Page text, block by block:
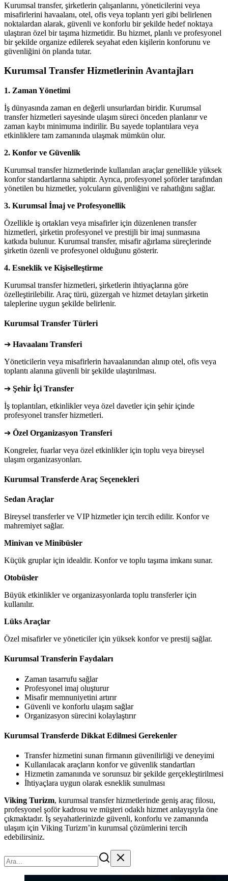
Kurumsal transfer, şirketlerin çalışanlarını, yöneticilerini veya
misafirlerini havaalanı, otel, ofis veya toplantı yeri gibi belirlenen
noktalardan alarak, güvenli ve konforlu bir şekilde hedef noktaya
ulaştıran özel bir taşıma hizmetidir. Bu hizmet, planlı ve profesyonel
bir şekilde organize edilerek seyahat eden kişilerin konforunu ve
güvenliğini ön planda tutar.
Kurumsal Transfer Hizmetlerinin Avantajları
1. Zaman Yönetimi
İş dünyasında zaman en değerli unsurlardan biridir. Kurumsal
transfer hizmetleri sayesinde ulaşım süreci önceden planlanır ve
zaman kaybı minimuma indirilir. Bu sayede toplantılara veya
etkinliklere tam zamanında ulaşmak mümkün olur.
2. Konfor ve Güvenlik
Kurumsal transfer hizmetlerinde kullanılan araçlar genellikle yüksek
konfor standartlarına sahiptir. Ayrıca, profesyonel şoförler tarafından
yönetilen bu hizmetler, yolcuların güvenliğini ve rahatlığını sağlar.
3. Kurumsal İmaj ve Profesyonellik
Özellikle iş ortakları veya misafirler için düzenlenen transfer
hizmetleri, şirketin profesyonel ve prestijli bir imaj sunmasına
katkıda bulunur. Kurumsal transfer, misafir ağırlama süreçlerinde
şirketin özenli ve profesyonel olduğunu gösterir.
4. Esneklik ve Kişiselleştirme
Kurumsal transfer hizmetleri, şirketlerin ihtiyaçlarına göre
özelleştirilebilir. Araç türü, güzergah ve hizmet detayları şirketin
taleplerine uygun şekilde belirlenir.
Kurumsal Transfer Türleri
➔ Havaalanı Transferi
Yöneticilerin veya misafirlerin havaalanından alınıp otel, ofis veya
toplantı alanına güvenli bir şekilde ulaştırılması.
➔ Şehir İçi Transfer
İş toplantıları, etkinlikler veya özel davetler için şehir içinde
profesyonel transfer hizmetleri.
➔ Özel Organizasyon Transferi
Kongreler, fuarlar veya özel etkinlikler için toplu veya bireysel
ulaşım organizasyonları.
Kurumsal Transferde Araç Seçenekleri
Sedan Araçlar
Bireysel transferler ve VIP hizmetler için tercih edilir. Konfor ve
mahremiyet sağlar.
Minivan ve Minibüsler
Küçük gruplar için idealdir. Konfor ve toplu taşıma imkanı sunar.
Otobüsler
Büyük etkinlikler ve organizasyonlarda toplu transferler için
kullanılır.
Lüks Araçlar
Özel misafirler ve yöneticiler için yüksek konfor ve prestij sağlar.
Kurumsal Transferin Faydaları
Zaman tasarrufu sağlar
Profesyonel imaj oluşturur
Misafir memnuniyetini artırır
Güvenli ve konforlu ulaşım sağlar
Organizasyon sürecini kolaylaştırır
Kurumsal Transferde Dikkat Edilmesi Gerekenler
Transfer hizmetini sunan firmanın güvenilirliği ve deneyimi
Kullanılacak araçların konfor ve güvenlik standartları
Hizmetin zamanında ve sorunsuz bir şekilde gerçekleştirilmesi
İhtiyaçlara uygun olarak esneklik sunulması
Viking Turizm, kurumsal transfer hizmetlerinde geniş araç filosu,
profesyonel şoför kadrosu ve müşteri odaklı hizmet anlayışıyla öne
çıkmaktadır. İş seyahatlerinizde güvenli, konforlu ve zamanında
ulaşım için Viking Turizm’in kurumsal çözümlerini tercih
edebilirsiniz.